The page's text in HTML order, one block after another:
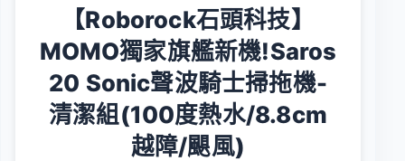
【Roborock石頭科技】
MOMO獨家旗艦新機!Saros
20 Sonic聲波騎士掃拖機-
清潔組(100度熱水/8.8cm
越障/颶風)